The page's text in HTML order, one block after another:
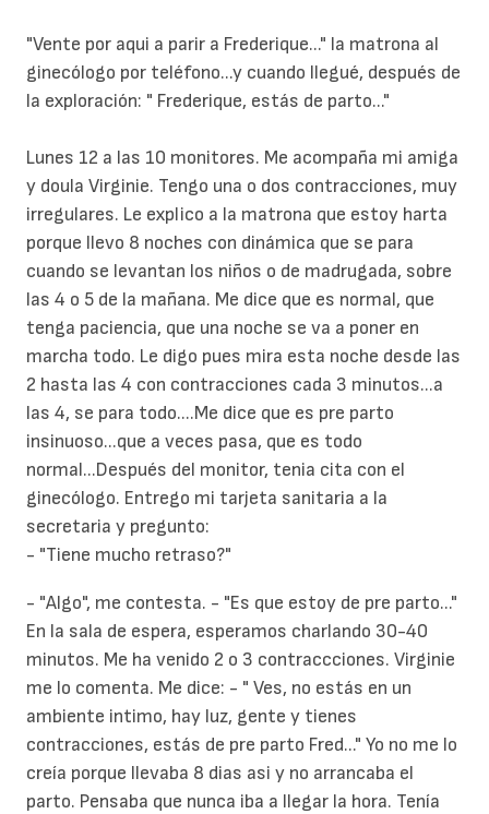
"Vente por aqui a parir a Frederique..." la matrona al
ginecólogo por teléfono...y cuando llegué, después de
la exploración: " Frederique, estás de parto..."
Lunes 12 a las 10 monitores. Me acompaña mi amiga
y doula Virginie. Tengo una o dos contracciones, muy
irregulares. Le explico a la matrona que estoy harta
porque llevo 8 noches con dinámica que se para
cuando se levantan los niños o de madrugada, sobre
las 4 o 5 de la mañana. Me dice que es normal, que
tenga paciencia, que una noche se va a poner en
marcha todo. Le digo pues mira esta noche desde las
2 hasta las 4 con contracciones cada 3 minutos...a
las 4, se para todo....Me dice que es pre parto
insinuoso...que a veces pasa, que es todo
normal...Después del monitor, tenia cita con el
ginecólogo. Entrego mi tarjeta sanitaria a la
secretaria y pregunto:
- "Tiene mucho retraso?"
- "Algo", me contesta. - "Es que estoy de pre parto..."
En la sala de espera, esperamos charlando 30-40
minutos. Me ha venido 2 o 3 contraccciones. Virginie
me lo comenta. Me dice: - " Ves, no estás en un
ambiente intimo, hay luz, gente y tienes
contracciones, estás de pre parto Fred..." Yo no me lo
creía porque llevaba 8 dias asi y no arrancaba el
parto. Pensaba que nunca iba a llegar la hora. Tenía